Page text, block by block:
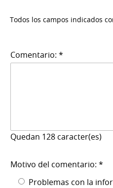
Todos los campos indicados
Comentario: *
Quedan 128 caracter(es)
Motivo del comentario: *
Problemas con la